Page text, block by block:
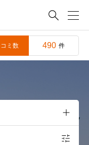

ミ数 490 件